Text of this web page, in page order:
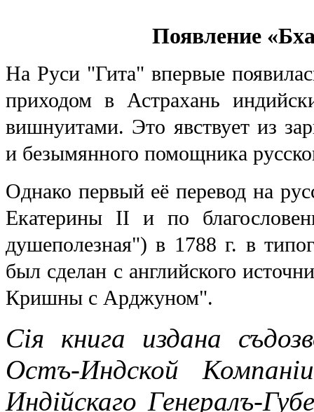
Появление
На Руси "Гита" впервые
приходом в Астрахань
вишнуитами. Это явствует из
и безымянного помощника
Однако первый её перевод на
Екатерины II и по
душеполезная") в 1788 г. в
был сделан с английского
Кришны с Арджуном".
Сія книга издана
Остъ-Индской
Индійскаго Генералъ-